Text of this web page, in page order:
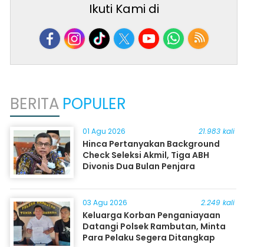
Ikuti Kami di
BERITA POPULER
01 Agu 2026 21.983 kali
Hinca Pertanyakan Background
Check Seleksi Akmil, Tiga ABH
Divonis Dua Bulan Penjara
03 Agu 2026 2.249 kali
Keluarga Korban Penganiayaan
Datangi Polsek Rambutan, Minta
Para Pelaku Segera Ditangkap